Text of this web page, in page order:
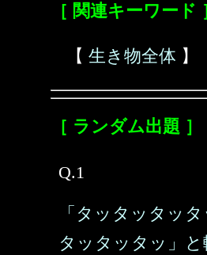
［ 関連キーワード
【 生き物全体 】
［ ランダム出題 ］
Q.1
「タッタッタッ
タッタッタッ」